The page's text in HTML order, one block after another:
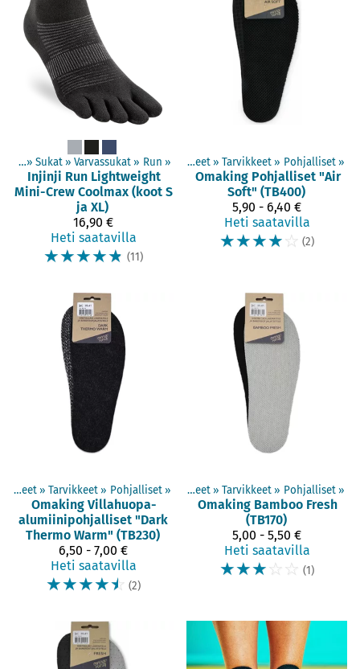
‪» Sukat ‪» Varvassukat ‪» Run ‪»
Injinji Run Lightweight
Mini-Crew Coolmax (koot S
ja XL)
16,90 €
Heti saatavilla
☆☆☆☆☆ (11)
Tuotteet ‪» Tarvikkeet ‪» Pohjalliset ‪»
Omaking Pohjalliset "Air
Soft" (TB400)
5,90 - 6,40 €
Heti saatavilla
☆☆☆☆☆ (2)
Tuotteet ‪» Tarvikkeet ‪» Pohjalliset ‪»
Omaking Villahuopa-
alumiinipohjalliset "Dark
Thermo Warm" (TB230)
6,50 - 7,00 €
Heti saatavilla
☆☆☆☆☆ (2)
Tuotteet ‪» Tarvikkeet ‪» Pohjalliset ‪»
Omaking Bamboo Fresh
(TB170)
5,00 - 5,50 €
Heti saatavilla
☆☆☆☆ ☆ (1)